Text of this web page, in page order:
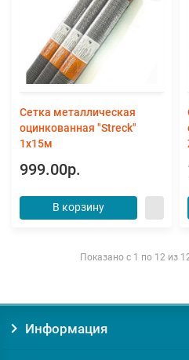
Сетка металлическая
оцинкованная "Streck"
1х15м
999.00р.
В корзину
Показано с 1 по 12 из
Информация